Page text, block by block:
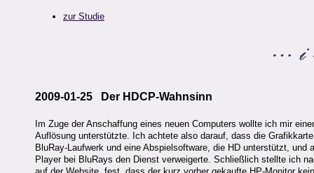
zur Studie
2009-01-25 Der HDCP-Wahnsinn
Im Zuge der Anschaffung eines neuen Computers wollte ich mir
Auflösung unterstützte. Ich achtete also darauf, dass die
BluRay-Laufwerk und eine Abspielsoftware, die HD unterstützt,
Player bei BluRays den Dienst verweigerte. Schließlich stellte ich